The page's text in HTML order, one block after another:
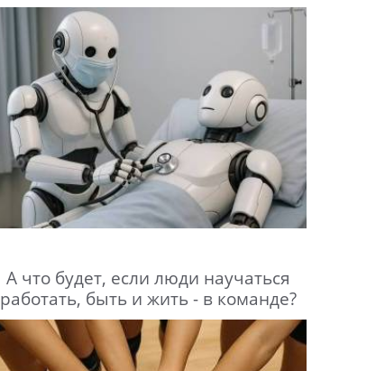
А что будет, если люди научаться
работать, быть и жить - в команде?